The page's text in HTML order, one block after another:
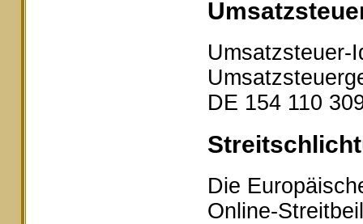
Umsatzsteuer-
DE 154 110
Die
Online-